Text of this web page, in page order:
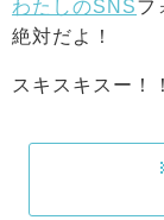
わたしのSNSフ
絶対だよ！
スキスキスー！